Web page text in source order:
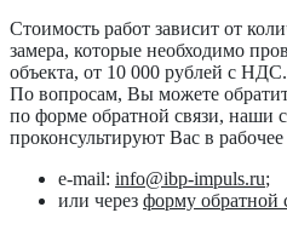
Стоимость работ зависит от
замера, которые необходимо
объекта, от 10 000 рублей с НДС.
По вопросам, Вы можете
по форме обратной связи, наши
проконсультируют Вас в
e-mail: info@ibp-impuls.ru;
или через форму обратной